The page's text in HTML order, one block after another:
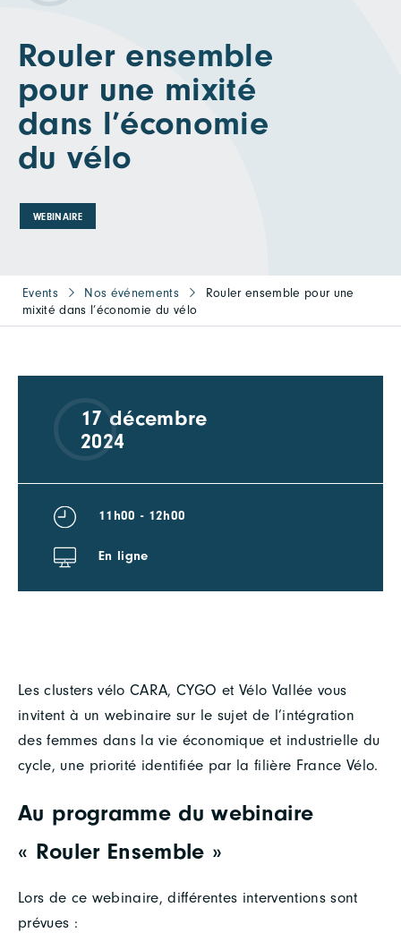
Rouler ensemble
pour une mixité
dans l’économie
du vélo
WEBINAIRE
Events Nos événements
Rouler ensemble pour une
mixité dans l’économie du vélo
Les clusters vélo CARA, CYGO et Vélo Vallée vous
invitent à un webinaire sur le sujet de l’intégration
des femmes dans la vie économique et industrielle du
cycle, une priorité identifiée par la filière France Vélo.
Au programme du webinaire
« Rouler Ensemble »
Lors de ce webinaire, différentes interventions sont
prévues :
17 décembre
2024
11h00 - 12h00
En ligne